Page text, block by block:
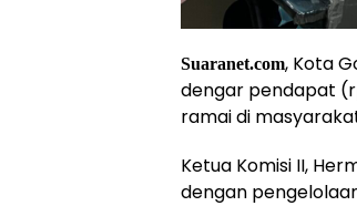
Suaranet.com, Kota
dengar pendapat
ramai di
Ketua Komisi II,
dengan